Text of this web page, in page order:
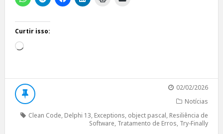
Curtir isso:
Carregando...
02/02/2026
Notícias
Clean Code, Delphi 13, Exceptions, object pascal, Resiliência de
Software, Tratamento de Erros, Try-Finally